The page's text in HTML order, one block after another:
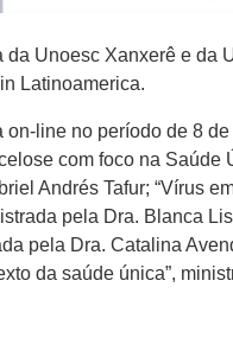
Unoesc Xanxerê e
Latinoamerica.
line no período de 8
com foco na
Andrés Tafur; “Vírus
pela Dra. Blanca
pela Dra. Catalina
da saúde única”,